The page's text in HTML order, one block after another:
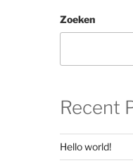
Zoeken
Recent
Hello world!